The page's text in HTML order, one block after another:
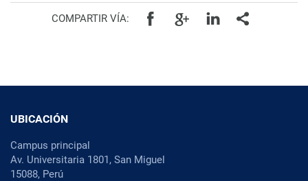
COMPARTIR VÍA: FacebookGoogle+ Linkedin
UBICACIÓN
Campus principal
Av. Universitaria 1801, San Miguel
15088, Perú